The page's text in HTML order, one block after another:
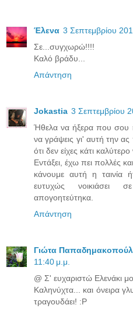
Έλενα 3 Σεπτεμβρίου
Σε...συγχωρώ!!!!
Καλό βράδυ...
Απάντηση
Jokastia 3 Σεπτεμβρίου
Ήθελα να ήξερα που σου
να γράψεις γι' αυτή την
ότι δεν είχες κάτι καλύτερο
Εντάξει, έχω πει πολλές
κάνουμε αυτή η ταινία
ευτυχώς νοικιάσει
απογοητεύτηκα.
Απάντηση
Γιώτα
11:40 μ.μ.
@ Σ' ευχαριστώ Ελενάκι
Καληνύχτα... και όνειρα
τραγουδάει! :P